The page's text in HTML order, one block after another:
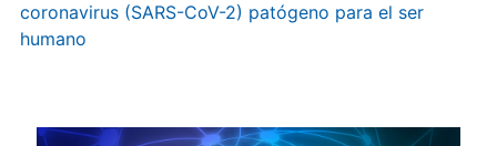
coronavirus (SARS-CoV-2) patógeno para el ser
humano